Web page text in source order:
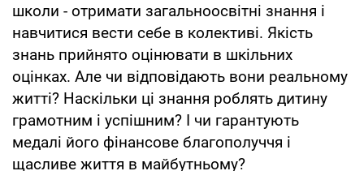
школи - отримати загальноосвітні знання і
навчитися вести себе в колективі. Якість
знань прийнято оцінювати в шкільних
оцінках. Але чи відповідають вони реальному
житті? Наскільки ці знання роблять дитину
грамотним і успішним? І чи гарантують
медалі його фінансове благополуччя і
щасливе життя в майбутньому?